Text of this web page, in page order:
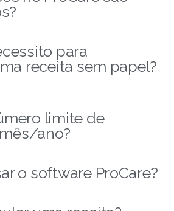
para
receita sem papel?
limite de
ano?
o software ProCare?